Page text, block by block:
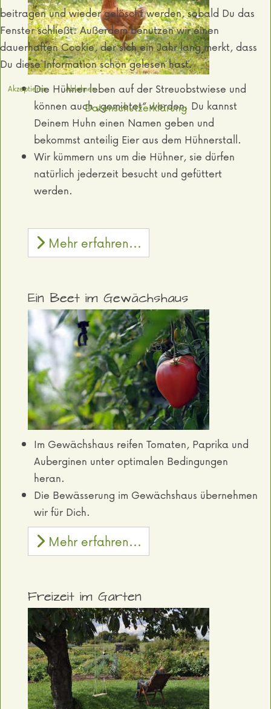
Die Hühner leben auf der Streuobstwiese und
können auch „gemietet“ werden. Du kannst
Deinem Huhn einen Namen geben und
bekommst anteilig Eier aus dem Hühnerstall.
Wir kümmern uns um die Hühner, sie dürfen
natürlich jederzeit besucht und gefüttert
werden.
Mehr erfahren...
Ein Beet im Gewächshaus
Im Gewächshaus reifen Tomaten, Paprika und
Auberginen unter optimalen Bedingungen
heran.
Die Bewässerung im Gewächshaus übernehmen
wir für Dich.
Mehr erfahren...
Freizeit im Garten
beitragen und wieder gelöscht werden, sobald Du das
Fenster schließt. Außerdem benutzen wir einen
dauerhaften Cookie, der sich ein Jahr lang merkt, dass
Du diese Information schon gelesen hast.
Akzeptieren Ablehnen
Datenschutzerklärung